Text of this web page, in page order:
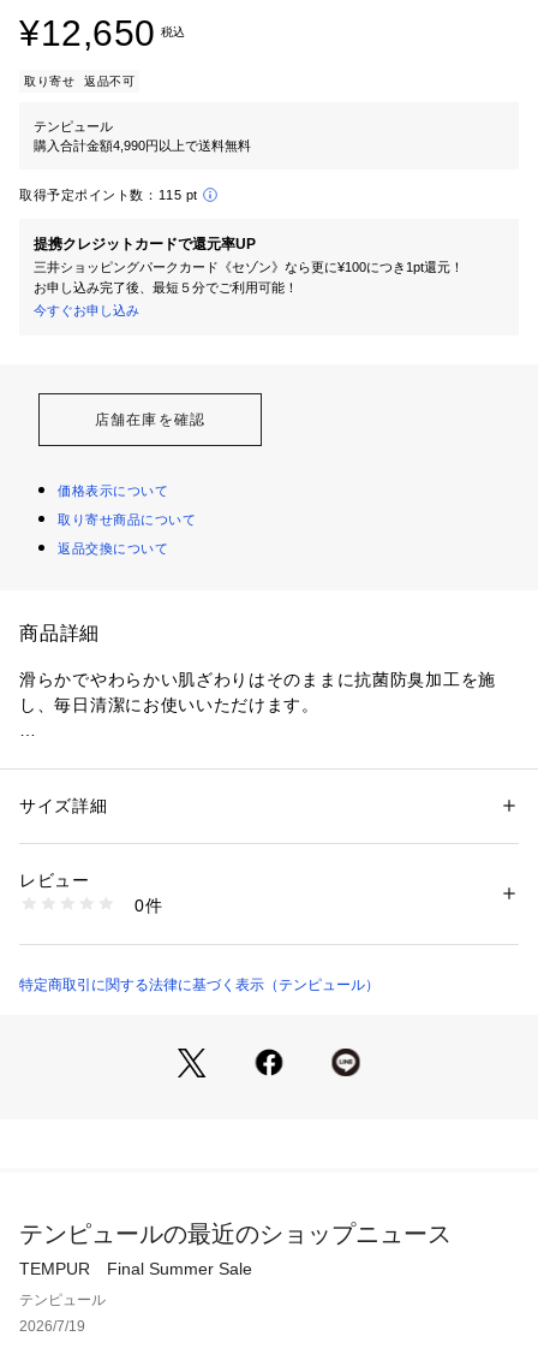
¥12,650 税込
取り寄せ 返品不可
テンピュール
購入合計金額4,990円以上で送料無料
取得予定ポイント数： 115 pt
提携クレジットカードで還元率UP
三井ショッピングパークカード《セゾン》なら更に¥100につき1pt還元！
お申し込み完了後、最短５分でご利用可能！
今すぐお申し込み
店舗在庫を確認
価格表示について
取り寄せ商品について
返品交換について
商品詳細
滑らかでやわらかい肌ざわりはそのままに抗菌防臭加工を施
し、毎日清潔にお使いいただけます。
【原産国】中国
性別：レディース
商品番号：
73013958 （ショップ）
サイズ詳細
レビュー
0件
特定商取引に関する法律に基づく表示（テンピュール）
テンピュールの最近のショップニュース
TEMPUR Final Summer Sale
テンピュール
2026/7/19